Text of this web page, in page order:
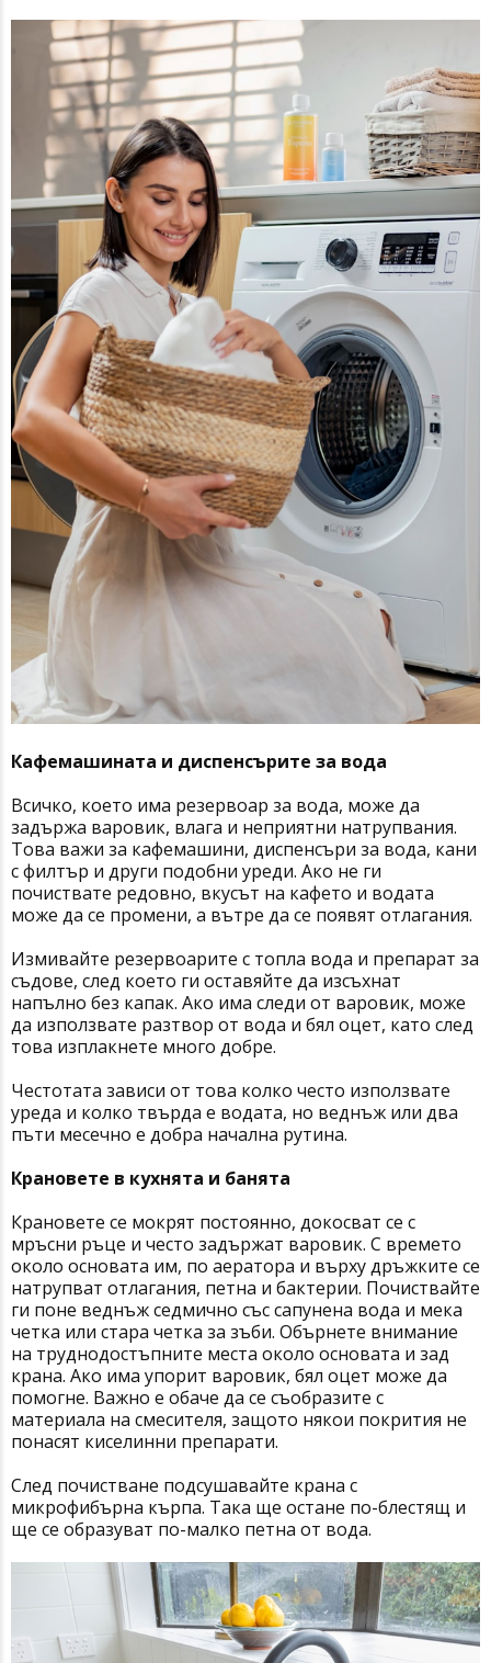
Кафемашината и диспенсърите за вода
Всичко, което има резервоар за вода, може да
задържа варовик, влага и неприятни натрупвания.
Това важи за кафемашини, диспенсъри за вода, кани
с филтър и други подобни уреди. Ако не ги
почиствате редовно, вкусът на кафето и водата
може да се промени, а вътре да се появят отлагания.
Измивайте резервоарите с топла вода и препарат за
съдове, след което ги оставяйте да изсъхнат
напълно без капак. Ако има следи от варовик, може
да използвате разтвор от вода и бял оцет, като след
това изплакнете много добре.
Честотата зависи от това колко често използвате
уреда и колко твърда е водата, но веднъж или два
пъти месечно е добра начална рутина.
Крановете в кухнята и банята
Крановете се мокрят постоянно, докосват се с
мръсни ръце и често задържат варовик. С времето
около основата им, по аератора и върху дръжките се
натрупват отлагания, петна и бактерии. Почиствайте
ги поне веднъж седмично със сапунена вода и мека
четка или стара четка за зъби. Обърнете внимание
на труднодостъпните места около основата и зад
крана. Ако има упорит варовик, бял оцет може да
помогне. Важно е обаче да се съобразите с
материала на смесителя, защото някои покрития не
понасят киселинни препарати.
След почистване подсушавайте крана с
микрофибърна кърпа. Така ще остане по-блестящ и
ще се образуват по-малко петна от вода.